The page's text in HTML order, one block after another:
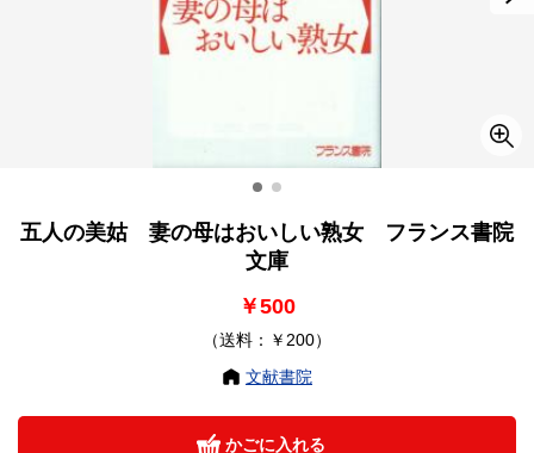
五人の美姑 妻の母はおいしい熟女 フランス書院
文庫
￥500
（送料：￥200）
文献書院
かごに入れる